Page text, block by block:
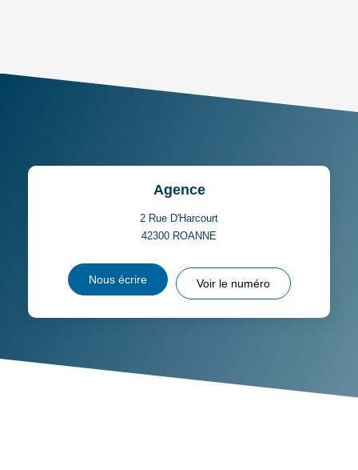
TAUX DE PROPRIÉTAIRES
DISTANCE DE L'AÉROPORT :
Agence
2 Rue D'Harcourt
42300 ROANNE
Nous écrire Voir le numéro